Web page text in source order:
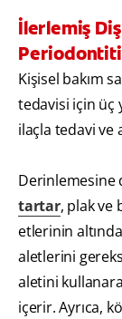
İlerlemiş Diş
Kişisel bakım
tedavisi için üç
ilaçla tedavi ve
Derinlemesine
tartar, plak ve
etlerinin
aletlerini
aletini
içerir. Ayrıca,